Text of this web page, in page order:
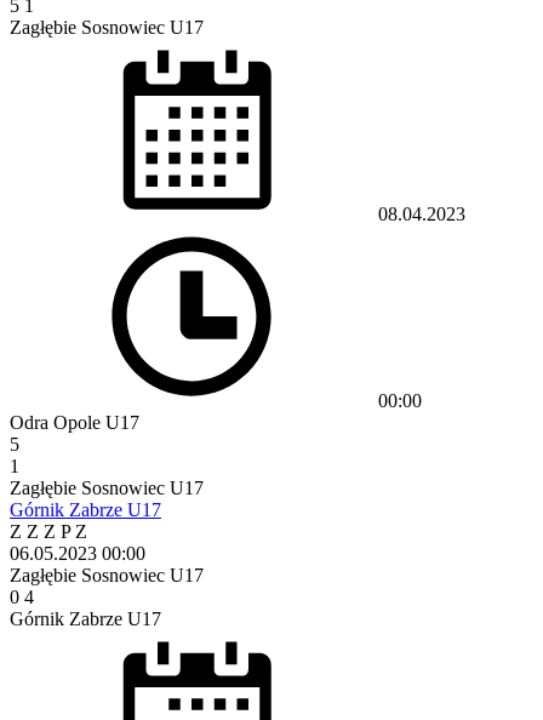
5 1
Zagłębie Sosnowiec U17
08.04.2023
00:00
Odra Opole U17
5
1
Zagłębie Sosnowiec U17
Górnik Zabrze U17
Z Z Z PZ
06.05.2023 00:00
Zagłębie Sosnowiec U17
0 4
Górnik Zabrze U17